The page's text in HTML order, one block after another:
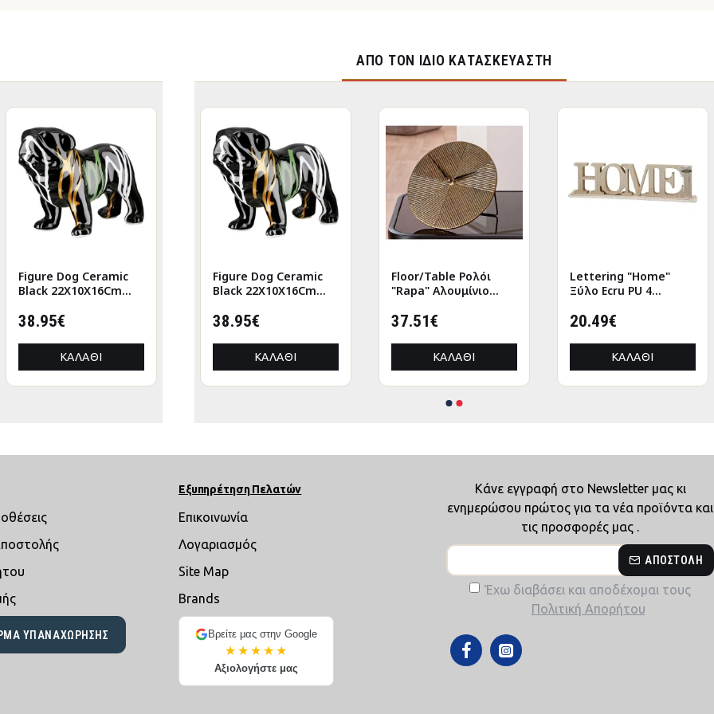
Figure Dog Ceramic
Black 22X10X16Cm
ΑΠΌ ΤΟΝ ΊΔΙΟ ΚΑΤΑΣΚΕΥΑΣΤΉ
Poly
Figure Cat Porcelain
White 2 Assorted
Figure Dog Ceramic
Black 22X10X16Cm
Floor/Table Ρολόι
"Rapa" Αλουμίνιο
Lettering
Ξύλο Ecru
ΥΠΑΝΑΧΏΡΗΣΗΣ
Εξυπηρέτηση Πελατών
Επικοινωνία
Λογαριασμός
Site Map
Brands
Βρείτε μας στην Google
★★★★★
Αξιολογήστε μας
Κάνε εγγραφή στο Newsletter μας κι
ενημερώσου πρώτος για τα νέα προϊόντα και
τις προσφορές μας .
ΑΠΟΣΤΟΛΉ
Έχω διαβάσει και αποδέχομαι τους
Πολιτική Απορήτου